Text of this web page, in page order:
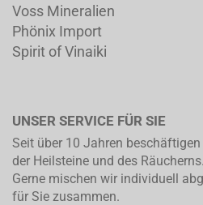
Voss Mineralien
Phönix Import
Spirit of Vinaiki
UNSER SERVICE FÜR SIE
Seit über 10 Jahren
der Heilsteine und des Räucherns.
Gerne mischen wir individuell
für Sie zusammen.